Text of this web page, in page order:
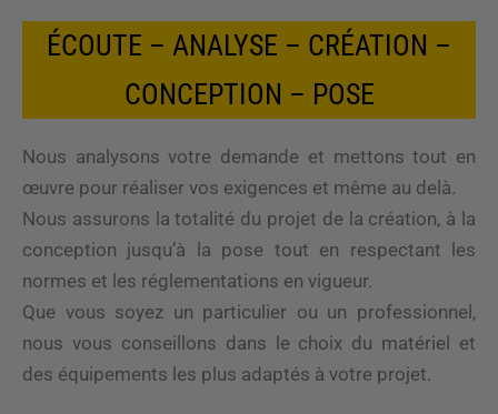
ÉCOUTE – ANALYSE – CRÉATION –
CONCEPTION – POSE
Nous analysons votre demande et mettons tout en
œuvre pour réaliser vos exigences et même au delà.
Nous assurons la totalité du projet de la création, à la
conception jusqu’à la pose tout en respectant les
normes et les réglementations en vigueur.
Que vous soyez un particulier ou un professionnel,
nous vous conseillons dans le choix du matériel et
des équipements les plus adaptés à votre projet.